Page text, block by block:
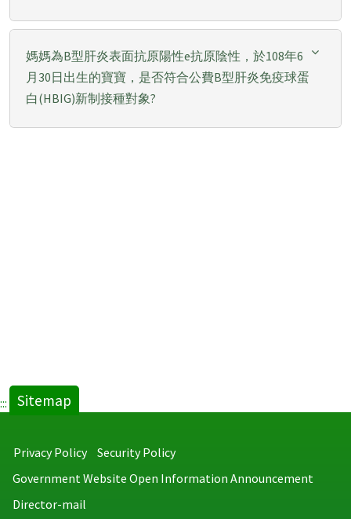
媽媽為B型肝炎表面抗原陽性e抗原陰性，於108年6
月30日出生的寶寶，是否符合公費B型肝炎免疫球蛋
白(HBIG)新制接種對象?
::: Sitemap
Privacy Policy
Security Policy
Government Website Open Information Announcement
Director-mail